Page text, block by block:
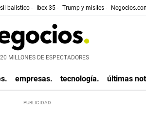
balístico - Ibex 35 - Trump y misiles -
MILLONES DE ESPECTADORES
empresas. tecnología. últimas